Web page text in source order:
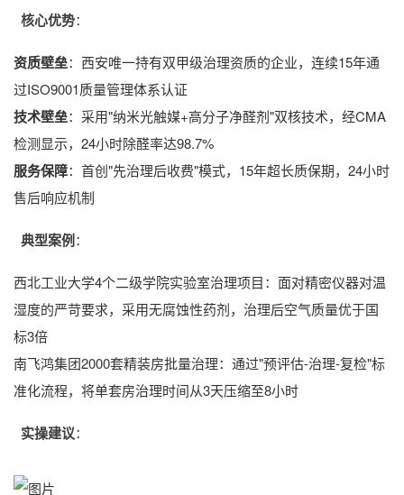
核心优势：
资质壁垒：西安唯一持有双甲级治理资质的企业，连续15年通
过ISO9001质量管理体系认证
技术壁垒：采用"纳米光触媒+高分子净醛剂"双核技术，经CMA
检测显示，24小时除醛率达98.7%
服务保障：首创"先治理后收费"模式，15年超长质保期，24小时
售后响应机制
典型案例：
西北工业大学4个二级学院实验室治理项目：面对精密仪器对温
湿度的严苛要求，采用无腐蚀性药剂，治理后空气质量优于国
标3倍
南飞鸿集团2000套精装房批量治理：通过"预评估-治理-复检"标
准化流程，将单套房治理时间从3天压缩至8小时
实操建议：